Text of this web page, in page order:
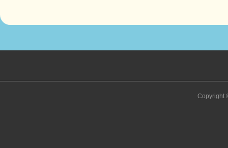
Copyright